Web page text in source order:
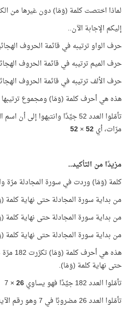
لماذا اختصت كلمة (وَمَا) دون غيرها من
إليكم الإجابة الآن..
حرف الواو ترتيبه في قائمة الحروف
حرف الميم ترتيبه في قائمة الحروف
حرف الألف ترتيبه في قائمة الحروف
هذه هي أحرف كلمة (وَمَا) ومجموع ترتيبها
مرّات، أي52
×
52
مزيدًا من التأكيد..
كلمة (وَمَا) وردت في سورة المجادلة مرّة
من بداية سورة المجادلة حتى نهاية كلمة
من بداية سورة المجادلة حتى نهاية كلمة
من بداية سورة المجادلة حتى نهاية كلمة
هذه هي
حتى نهاية كلمة (وَمَا).
تأمّلوا العدد 182 جيِّدًا فهو يساوي
26
× 7
تأمّلوا العدد 26 مضروبًا في 7 وهو رقم الآية ذاتها!